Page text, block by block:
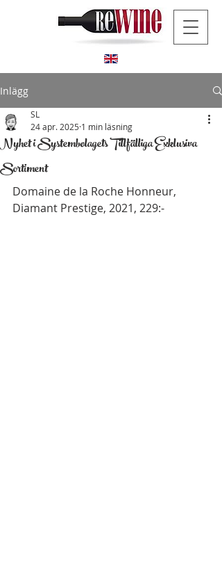
Inlägg
Nyhet i Systembolagets Tillfälliga Exklusiva
Sortiment
SL
24 apr. 2025 1 min läsning
Domaine de la Roche Honneur,
Diamant Prestige, 2021, 229:-